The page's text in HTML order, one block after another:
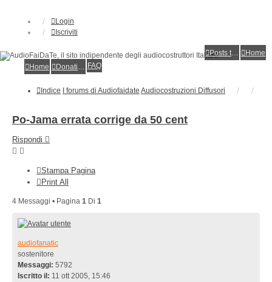
Login
Iscriviti
Posts toplist
Home
Home
Donations FAQ
Indice I forums di Audiofaidate Audiocostruzioni Diffusori
Po-Jama errata corrige da 50 cent
Rispondi
Stampa Pagina
Print All
4 Messaggi • Pagina 1 Di 1
audiofanatic
sostenitore
Messaggi: 5792
Iscritto il: 11 ott 2005, 15:46